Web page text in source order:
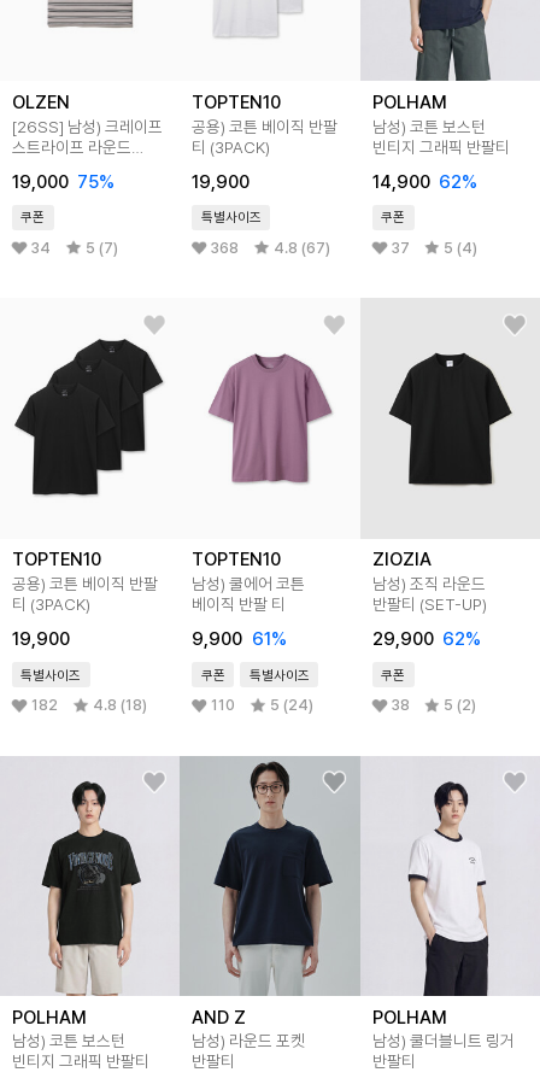
OLZEN
[26SS] 남성) 크레이프
스트라이프 라운드
19,000 75%
쿠폰
34 5 (7)
TOPTEN10
공용) 코튼 베이직 반팔
티 (3PACK)
19,900
특별사이즈
368 4.8 (67)
POLHAM
남성) 코튼 보스턴
빈티지 그래픽 반팔티
14,900 62%
쿠폰
37 5 (4)
TOPTEN10
공용) 코튼 베이직 반팔
티 (3PACK)
19,900
특별사이즈
182 4.8 (18)
TOPTEN10
남성) 쿨에어 코튼
베이직 반팔 티
9,900 61 %
쿠폰 특별사이즈
110 5 (24)
ZIOZIA
남성) 조직 라운드
반팔티 (SET-UP)
29,900 62%
쿠폰
38 5 (2)
POLHAM
남성) 코튼 보스턴
빈티지 그래픽 반팔티
AND Z
남성) 라운드 포켓
반팔티
POLHAM
남성) 쿨더블니트 링거
반팔티